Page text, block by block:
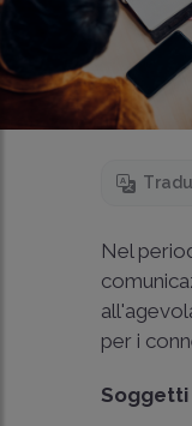
Nel
per i
Soggetti